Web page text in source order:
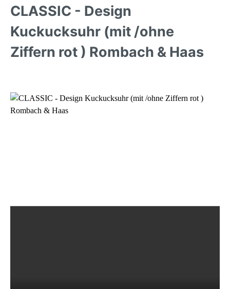
CLASSIC - Design
Kuckucksuhr (mit /ohne
Ziffern rot ) Rombach & Haas